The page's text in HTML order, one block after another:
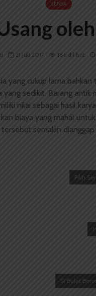
LENSA
21 Juli 2017 186 dilihat
yang cukup lama
sedikit. Barang antik
nilai sebagai hasil
biaya yang mahal
semakin
Pilih
Si Bulat